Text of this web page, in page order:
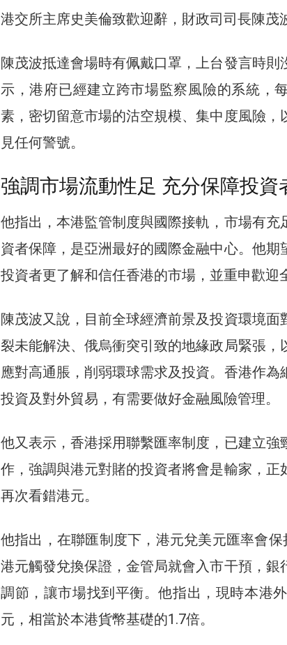
港交所主席史美倫致歡迎辭，財政司司長陳茂
陳茂波抵達會場時有佩戴口罩，上台發言時則
示，港府已經建立跨市場監察風險的系統，
素，密切留意市場的沽空規模、集中度風險，
見任何警號。
強調市場流動性足 充分保障投資
他指出，本港監管制度與國際接軌，市場有充
資者保障，是亞洲最好的國際金融中心。他期
投資者更了解和信任香港的市場，並重申歡迎
陳茂波又說，目前全球經濟前景及投資環境面
裂未能解決、俄烏衝突引致的地緣政局緊張，
應對高通脹，削弱環球需求及投資。香港作為
投資及對外貿易，有需要做好金融風險管理。
他又表示，香港採用聯繫匯率制度，已建立強
作，強調與港元對賭的投資者將會是輸家，正
再次看錯港元。
他指出，在聯匯制度下，港元兌美元匯率會
港元觸發兌換保證，金管局就會入市干預，銀
調節，讓市場找到平衡。他指出，現時本港
元，相當於本港貨幣基礎的1.7倍。